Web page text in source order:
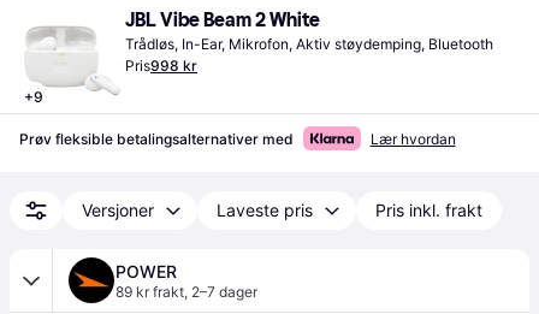
+9
JBL Vibe Beam 2 White
Trådløs, In-Ear, Mikrofon, Aktiv støydemping, Bluetooth
Pris998 kr
Prøv fleksible betalingsalternativer med Lær hvordan
Versjoner Laveste pris Pris inkl. frakt
POWER
89 kr frakt, 2–7 dager